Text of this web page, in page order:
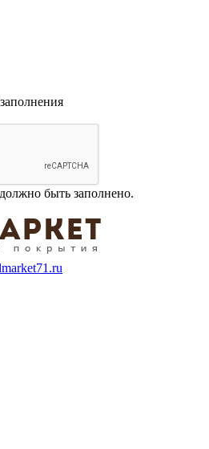
быть заполнено.